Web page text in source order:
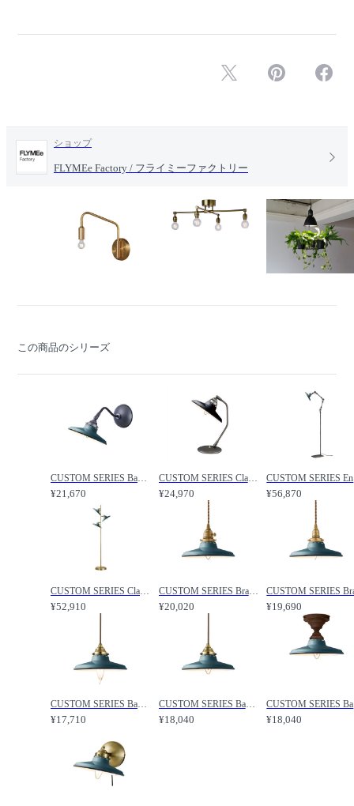
ショップ
FLYMEe Factory / フライミーファクトリー
この商品のシリーズ
CUSTOM SERIES Basic Long Wall Lamp S × Essence Steel / カスタムシリーズ ベーシックロングウォールランプ S × スチール（エッセンス） / FLYMEe Factory / フライミーファクトリー
¥21,670
CUSTOM SERIES Classic Desk Lamp × Essence Steel / カスタムシリーズ クラシックデスクランプ × スチール（エッセンス） / FLYMEe Factory / フライミーファクトリー
¥24,970 ¥56,870
CUSTOM SERIES Classic Floor Lamp × Essence Steel / カスタムシリーズ クラシックフロアランプ × スチール（エッセンス） / FLYMEe Factory / フライミーファクトリー
¥52,910
CUSTOM SERIES Brass Pendant Light × Essence Steel / カスタムシリーズ 真鍮ペンダントライト（口金E26） × スチール（エッセンス） / FLYMEe Factory / フライミーファクトリー
¥20,020 ¥19,690
CUSTOM SERIES Basic Pendant Light × Essence Steel / カスタムシリーズ ベーシックペンダントライト（口金E17） × スチール（エッセンス） / FLYMEe Factory / フライミーファクトリー
¥17,710
CUSTOM SERIES Basic Pendant Light × Essence Steel / カスタムシリーズ ベーシックペンダントライト（口金E26） × スチール（エッセンス） / FLYMEe Factory / フライミーファクトリー
¥18,040 ¥18,040